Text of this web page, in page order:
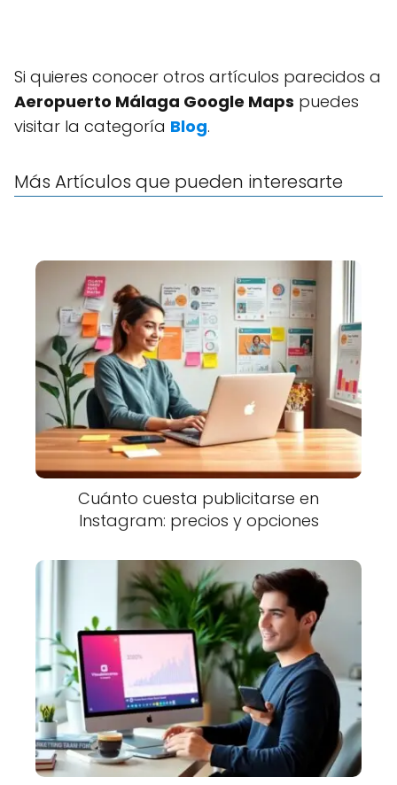
Si quieres conocer otros artículos parecidos a
Aeropuerto Málaga Google Maps puedes
visitar la categoría Blog.
Más Artículos que pueden interesarte
Cuánto cuesta publicitarse en
Instagram: precios y opciones